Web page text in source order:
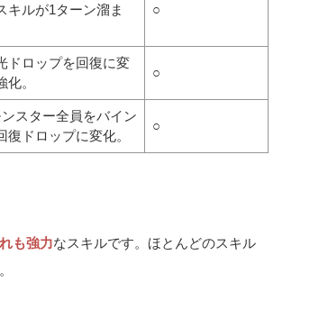
キルが1ターン溜ま
○
ドロップを回復に変
。
○
スター全員をバイン
復ドロップに変化。
○
も強力なスキルです。ほとんどのスキル